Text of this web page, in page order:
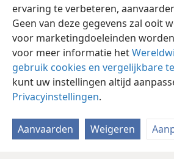
ervaring te verbeteren,
Geen van deze gegevens zal ooit
voor marketingdoeleinden
voor meer informatie het
gebruik cookies en vergelijkbare
kunt uw instellingen altijd
Privacyinstellingen.
Aanvaarden Weigeren
Nederlands Delen
Copyright © 2026 Watch Tower Bible and
Gebruiksvoorwaarden Privacybeleid